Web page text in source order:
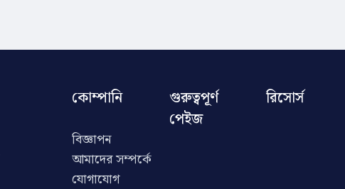
কোম্পানি
বিজ্ঞাপন
আমাদের সম্পর্কে
যোগাযোগ
গুরুত্বপূর্ণ
পেইজ
রিসোর্স